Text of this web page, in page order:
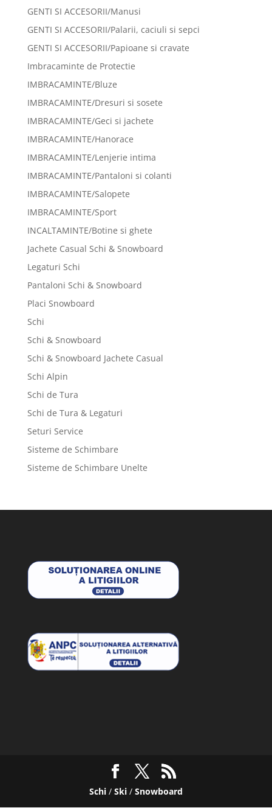
GENTI SI ACCESORII/Manusi
GENTI SI ACCESORII/Palarii, caciuli si sepci
GENTI SI ACCESORII/Papioane si cravate
Imbracaminte de Protectie
IMBRACAMINTE/Bluze
IMBRACAMINTE/Dresuri si sosete
IMBRACAMINTE/Geci si jachete
IMBRACAMINTE/Hanorace
IMBRACAMINTE/Lenjerie intima
IMBRACAMINTE/Pantaloni si colanti
IMBRACAMINTE/Salopete
IMBRACAMINTE/Sport
INCALTAMINTE/Botine si ghete
Jachete Casual Schi & Snowboard
Legaturi Schi
Pantaloni Schi & Snowboard
Placi Snowboard
Schi
Schi & Snowboard
Schi & Snowboard Jachete Casual
Schi Alpin
Schi de Tura
Schi de Tura & Legaturi
Seturi Service
Sisteme de Schimbare
Sisteme de Schimbare Unelte
Schi/ Ski/ Snowboard